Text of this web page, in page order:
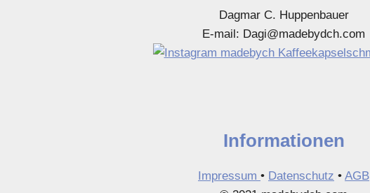
Dagmar C. Huppenbauer
E-mail: Dagi@madebydch.com
Informationen
Impressum • Datenschutz • AGB